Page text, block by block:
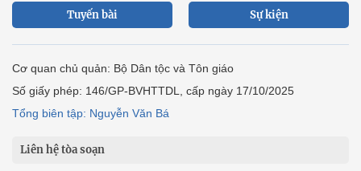
Tuyến bài Sự kiện
Cơ quan chủ quản: Bộ Dân tộc và Tôn giáo
Số giấy phép: 146/GP-BVHTTDL, cấp ngày 17/10/2025
Tổng biên tập: Nguyễn Văn Bá
Liên hệ tòa soạn